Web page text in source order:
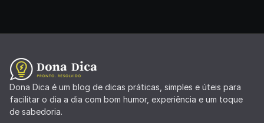
Dona Dica é um blog de dicas práticas, simples e úteis para
facilitar o dia a dia com bom humor, experiência e um toque
de sabedoria.